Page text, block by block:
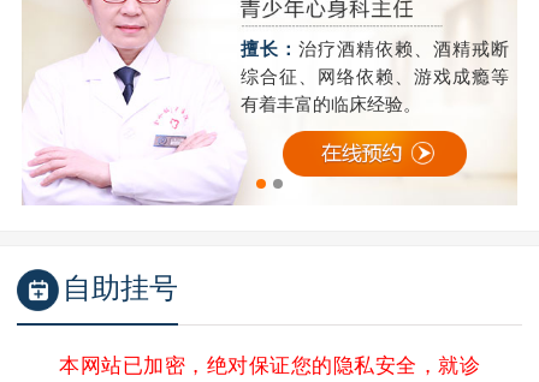
擅长：治疗酒精依赖、酒精戒断
综合征、网络依赖、游戏成瘾等
有着丰富的临床经验。
自助挂号
本网站已加密，绝对保证您的隐私安全，就诊